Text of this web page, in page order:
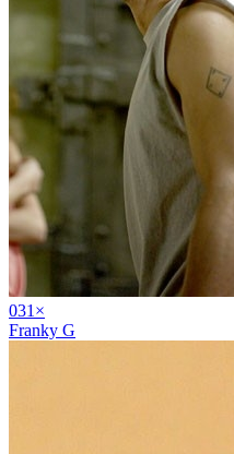
031 ×
Franky G